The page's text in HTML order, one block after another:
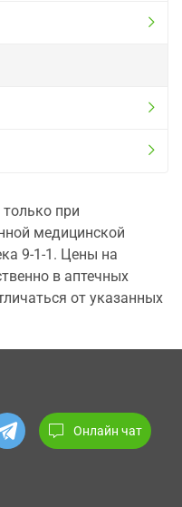
при
медицинской
9-1-1. Цены на
в аптечных
от указанных
Онлайн чат